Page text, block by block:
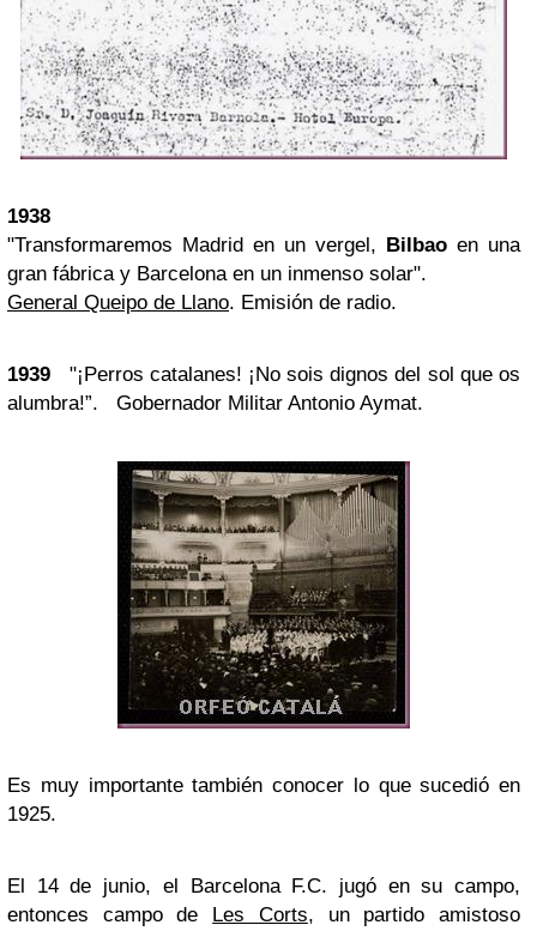
1938
"Transformaremos Madrid en un vergel,
Bilbao en una
gran fábrica y Barcelona en un inmenso solar".
General Queipo de Llano. Emisión de radio.
1939 "¡Perros catalanes! ¡No sois dignos del sol que os
alumbra!”. Gobernador Militar Antonio Aymat.
Es muy importante también conocer lo que sucedió en
1925.
El 14 de junio, el Barcelona F.C. jugó en su campo,
entonces campo de
Les Corts, un partido amistoso